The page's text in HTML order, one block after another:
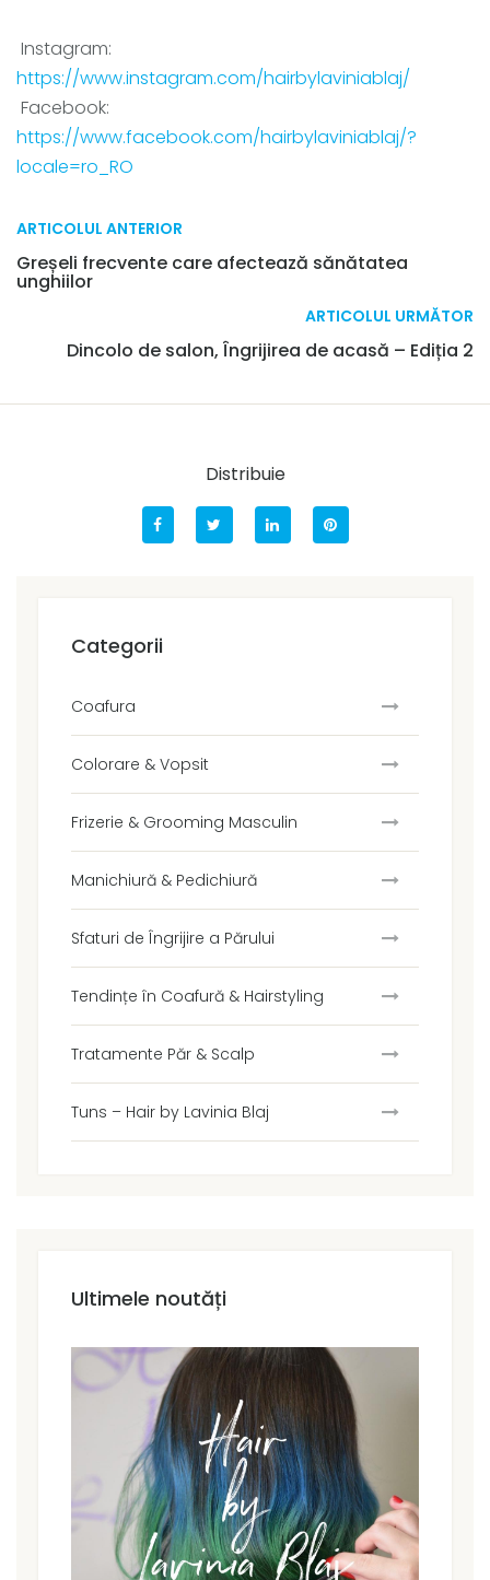
Instagram:
https://www.instagram.com/hairbylaviniablaj/
Facebook:
https://www.facebook.com/hairbylaviniablaj/?
locale=ro_RO
ARTICOLUL ANTERIOR
Greșeli frecvente care afectează sănătatea
unghiilor
ARTICOLUL URMĂTOR
Dincolo de salon, Îngrijirea de acasă – Ediția 2
Distribuie
Categorii
Coafura
Colorare & Vopsit
Frizerie & Grooming Masculin
Manichiură & Pedichiură
Sfaturi de Îngrijire a Părului
Tendințe în Coafură & Hairstyling
Tratamente Păr & Scalp
Tuns – Hair by Lavinia Blaj
Ultimele noutăți